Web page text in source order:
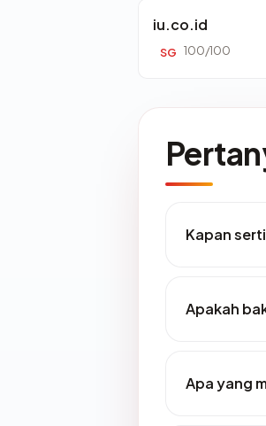
iu.co.id
SG 100/100
Kapan
Apakah
Apa yang